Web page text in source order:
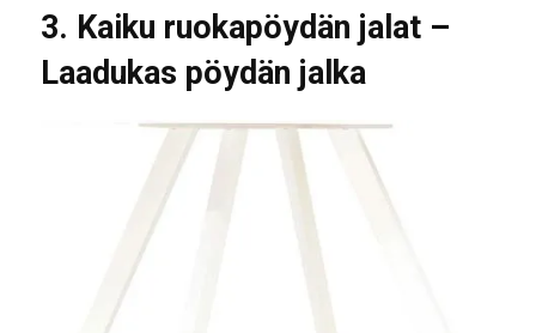
3. Kaiku ruokapöydän jalat –
Laadukas pöydän jalka